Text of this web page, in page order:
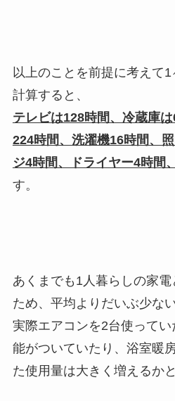
以上のことを前提に考えて
計算すると、
テレビは128時間、冷蔵庫
224時間、洗濯機16時間、
ジ4時間、ドライヤー4時間
す。
あくまでも1人暮らしの家
ため、平均よりだいぶ少な
実際エアコンを2台使って
能がついていたり、浴室暖
た使用量は大きく増えるか